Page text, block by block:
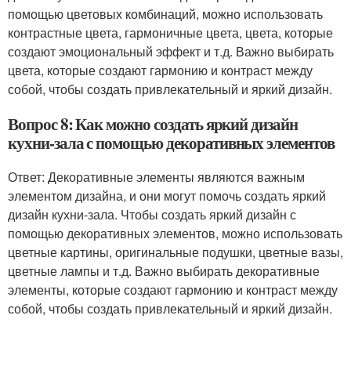
помощью цветовых комбинаций, можно использовать
контрастные цвета, гармоничные цвета, цвета, которые
создают эмоциональный эффект и т.д. Важно выбирать
цвета, которые создают гармонию и контраст между
собой, чтобы создать привлекательный и яркий дизайн.
Вопрос 8: Как можно создать яркий дизайн
кухни-зала с помощью декоративных элементов
Ответ: Декоративные элементы являются важным
элементом дизайна, и они могут помочь создать яркий
дизайн кухни-зала. Чтобы создать яркий дизайн с
помощью декоративных элементов, можно использовать
цветные картины, оригинальные подушки, цветные вазы,
цветные лампы и т.д. Важно выбирать декоративные
элементы, которые создают гармонию и контраст между
собой, чтобы создать привлекательный и яркий дизайн.